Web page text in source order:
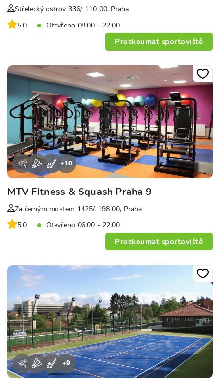
Střelecký ostrov 336/, 110 00, Praha
5.0
Otevřeno 08:00 - 22:00
Prozkoumat sportoviště
+10
MTV Fitness & Squash Praha 9
Za černým mostem 1425/, 198 00, Praha
5.0
Otevřeno 06:00 - 22:00
Prozkoumat sportoviště
+9